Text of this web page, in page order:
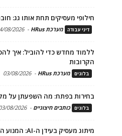
חילופי מעסיקים תחת אותו גג:
דיני עבודה מערכת HRus -
08/2026
ללמוד מחדש כדי להוביל: איך
הקרובות
בלוגים מערכת HRus -
03/08/2026
בחירות בפתח: מה השפעתן על
בלוגים כותבים חיצוניים -
08/2026
מיתוג מעסיק בעידן ה-AI: המנוע הכלכלי של גיוס ושימור טלנטים